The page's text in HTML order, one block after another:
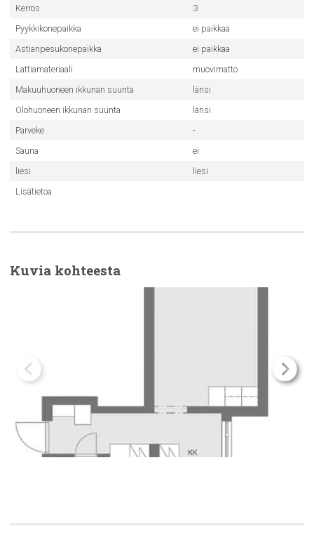
Kerros
3
Pyykkikonepaikka
ei paikkaa
Astianpesukonepaikka
ei paikkaa
Lattiamateriaali
muovimatto
Makuuhuoneen ikkunan suunta
länsi
Olohuoneen ikkunan suunta
länsi
Parveke
-
Sauna
ei
liesi
liesi
Lisätietoa
Kuvia kohteesta